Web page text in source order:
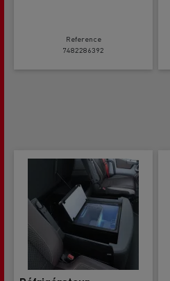
Reference
7482286392